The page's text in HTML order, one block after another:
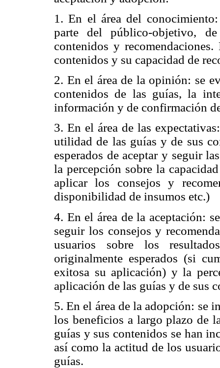
1. En el área del
parte del público-objetivo,
contenidos y
contenidos y su capacidad de
2. En el área de la opinión: se
contenidos de las guías, la
información y de confirmación
3. En el área de las
utilidad de las guías y de sus
esperados de aceptar y seguir
la percepción sobre la
aplicar los consejos y
disponibilidad de insumos etc.)
4. En el área de la aceptación:
seguir los consejos y
usuarios sobre los
originalmente esperados (si
exitosa su aplicación) y la
aplicación de las guías y de sus
5. En el área de la adopción: se
los beneficios a largo plazo de
guías y sus contenidos se han
así como la actitud de los
guías.